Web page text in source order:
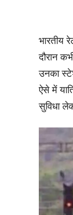
भारतीय
दौरान
उनका
ऐसे में
सुविधा